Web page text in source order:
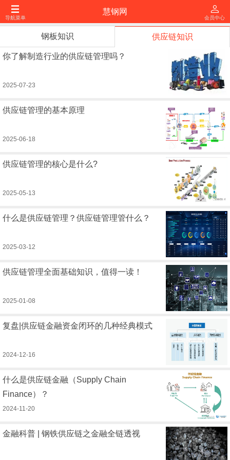
导航菜单
慧钢网
会员中心
钢板知识 供应链知识
你了解制造行业的供应链管理吗？
2025-07-23
供应链管理的基本原理
2025-06-18
供应链管理的核心是什么?
2025-05-13
什么是供应链管理？供应链管理管什么？
2025-03-12
供应链管理全面基础知识，值得一读！
2025-01-08
复盘|供应链金融资金闭环的几种经典模式
2024-12-16
什么是供应链金融（Supply Chain
Finance）？
2024-11-20
金融科普 | 钢铁供应链之金融全链透视